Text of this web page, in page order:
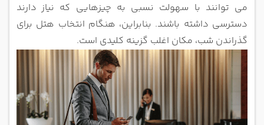
می توانند با سهولت نسبی به چیزهایی که نیاز دارند
دسترسی داشته باشند. بنابراین، هنگام انتخاب هتل برای
گذراندن شب، مکان اغلب گزینه کلیدی است.